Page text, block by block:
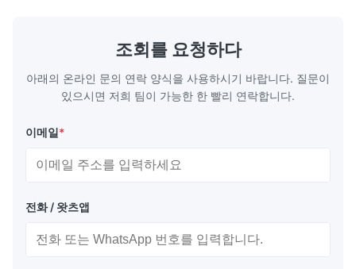
Plate Features Complex, Burr
조회를 요청하다
아래의 온라인 문의 연락 양식을 사용하시기 바랍니다. 질문이
있으시면 저희 팀이 가능한 한 빨리 연락합니다.
이메일*
전화 / 왓츠앱